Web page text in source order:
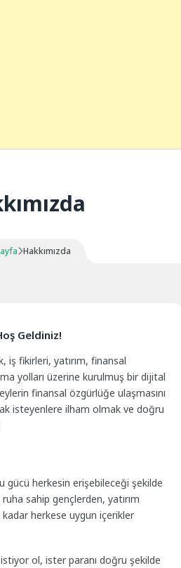
Hakkımızda
Geldiniz!
iş fikirleri, yatırım, finansal
yolları üzerine kurulmuş bir dijital
finansal özgürlüğe ulaşmasını
isteyenlere ilham olmak ve doğru
gücü herkesin erişebileceği şekilde
sahip gençlerden, yatırım
herkese uygun içerikler
ol, ister paranı doğru şekilde